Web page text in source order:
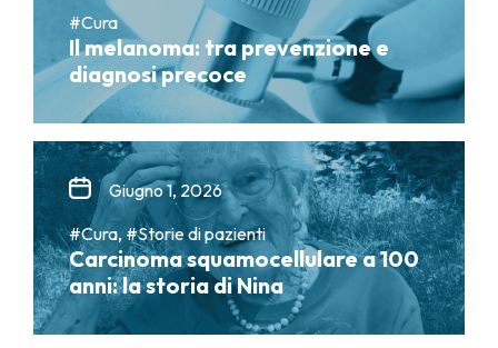
#Cura
Il melanoma: tra prevenzione e
diagnosi precoce
Giugno 1, 2026
#Cura, #Storie di pazienti
Carcinoma squamocellulare a 100
anni: la storia di Nina